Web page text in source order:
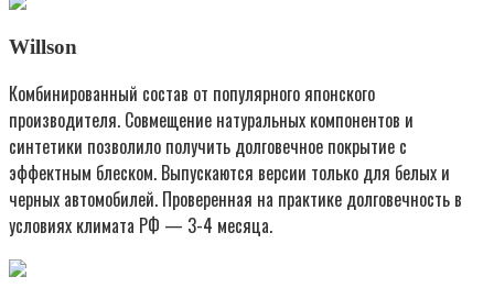
Willson
Комбинированный состав от популярного японского
производителя. Совмещение натуральных компонентов и
синтетики позволило получить долговечное покрытие с
эффектным блеском. Выпускаются версии только для белых и
черных автомобилей. Проверенная на практике долговечность в
условиях климата РФ — 3-4 месяца.